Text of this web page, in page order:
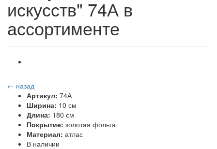
искусств" 74А в
ассортименте
← назад
Артикул: 74А
Ширина: 10 см
Длина: 180 см
Покрытие: золотая фольга
Материал: атлас
В наличии